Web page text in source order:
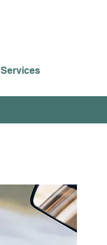
Services